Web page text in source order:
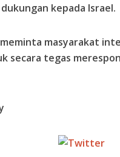
kepada Israel.
masyarakat
secara tegas